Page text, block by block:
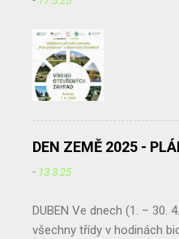
DEN ZEMĚ 2025 -
- 13.3.25
DUBEN Ve dnech (1. –
všechny třídy v hodinách